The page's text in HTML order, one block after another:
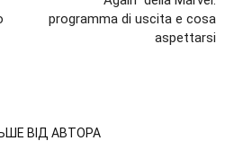
programma di uscita e cosa
aspettarsi
ВІД АВТОРА